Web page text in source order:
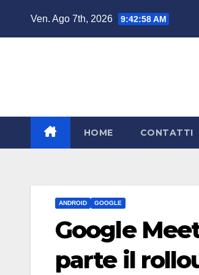
Ven. Ago 7th, 2026 9:42:58 AM
HOME CONTATTI
ANDROID GOOGLE
Google
parte il